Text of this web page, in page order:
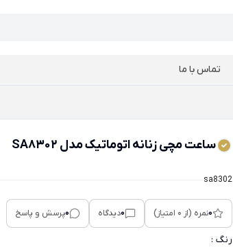
تماس با ما
ساعت مچی زنانه اتوماتیک مدل SA8302
sa8302
0نمره (از 0 امتیاز) 0دیدگاه 0پرسش و پاسخ
رنگ :